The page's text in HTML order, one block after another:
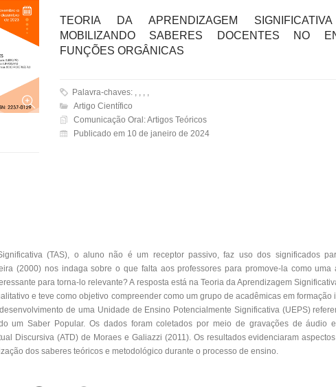
TEORIA DA APRENDIZAGEM
MOBILIZANDO SABERES DOCENTES NO
FUNÇÕES ORGÂNICAS
Palavra-chaves: , , , ,
Artigo Científico
Comunicação Oral: Artigos Teóricos
Publicado em 10 de janeiro de 2024
(TAS), o aluno não é um receptor passivo, faz uso dos significados
(2000) nos indaga sobre o que falta aos professores para promove-la como uma
para torna-lo relevante? A resposta está na Teoria da Aprendizagem
e teve como objetivo compreender como um grupo de acadêmicas em formação
de uma Unidade de Ensino Potencialmente Significativa (UEPS)
um Saber Popular. Os dados foram coletados por meio de gravações de áudio
Discursiva (ATD) de Moraes e Galiazzi (2011). Os resultados evidenciaram
dos saberes teóricos e metodológico durante o processo de ensino.